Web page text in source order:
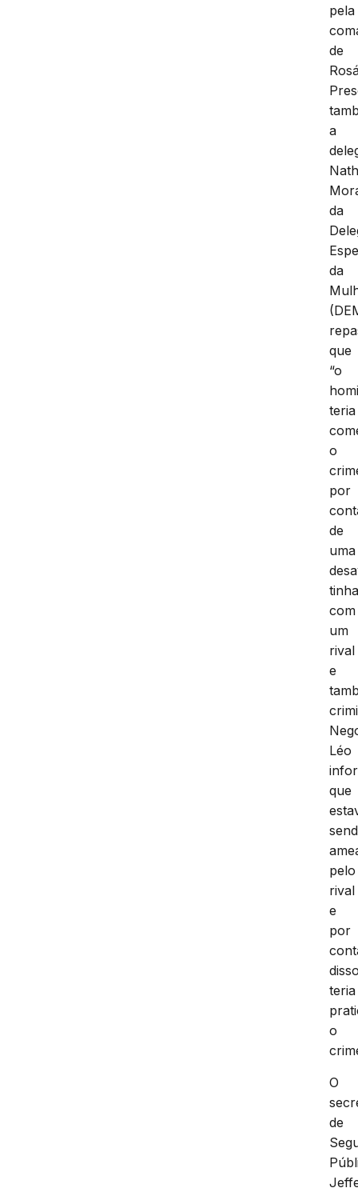
pela
de
a
da
da
que
“o
teria
o
por
de
uma
com
um
rival
e
Léo
que
pelo
rival
e
por
teria
o
O
de